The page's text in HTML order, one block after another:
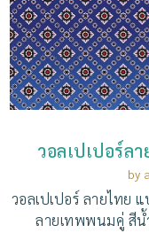
วอลเปเปอร์ล
by
วอลเปเปอร์ ลายไทย
ลายเทพพนมคู่ สีน้